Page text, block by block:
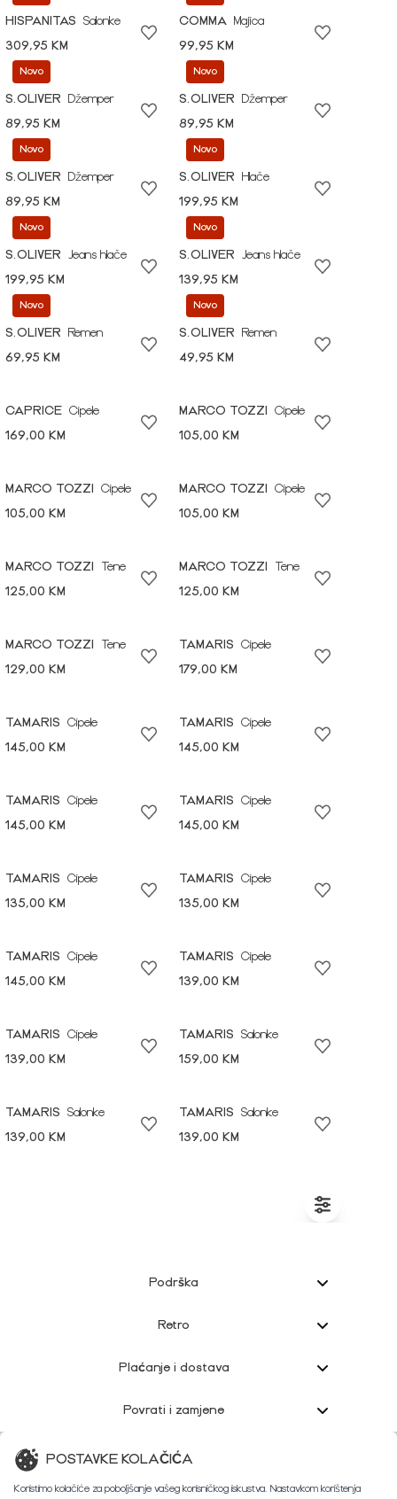
HISPANITAS
Salonke
309,95 KM
COMMA
Majica
99,95 KM
Novo
S.OLIVER
Džemper
89,95 KM
Novo
S.OLIVER
Džemper
89,95 KM
Novo
S.OLIVER
Džemper
89,95 KM
Novo
S.OLIVER
Hlače
199,95 KM
Novo
S.OLIVER
Jeans hlače
199,95 KM
Novo
S.OLIVER
Jeans hlače
139,95 KM
Novo
S.OLIVER
Remen
69,95 KM
Novo
S.OLIVER
Remen
49,95 KM
CAPRICE Cipele
169,00 KM
MARCO TOZZI
Cipele
105,00 KM
MARCO TOZZI
Cipele
105,00 KM
MARCO TOZZI
Cipele
105,00 KM
MARCO TOZZI
Tene
125,00 KM
MARCO TOZZI
Tene
125,00 KM
MARCO TOZZI
Tene
129,00 KM
TAMARIS
Cipele
179,00 KM
TAMARIS
Cipele
145,00 KM
TAMARIS
Cipele
145,00 KM
TAMARIS
Cipele
145,00 KM
TAMARIS
Cipele
145,00 KM
TAMARIS
Cipele
135,00 KM
TAMARIS
Cipele
135,00 KM
TAMARIS
Cipele
145,00 KM
TAMARIS
Cipele
139,00 KM
TAMARIS
Cipele
139,00 KM
TAMARIS
Salonke
159,00 KM
TAMARIS
Salonke
139,00 KM
TAMARIS
Salonke
139,00 KM
Podrška
Retro
Plaćanje i dostava
Povrati i zamjene
Korisnička podrška
POSTAVKE KOLAČIĆA
Koristimo kolačiće za poboljšanje vašeg korisničkog iskustva. Nastavkom korištenja